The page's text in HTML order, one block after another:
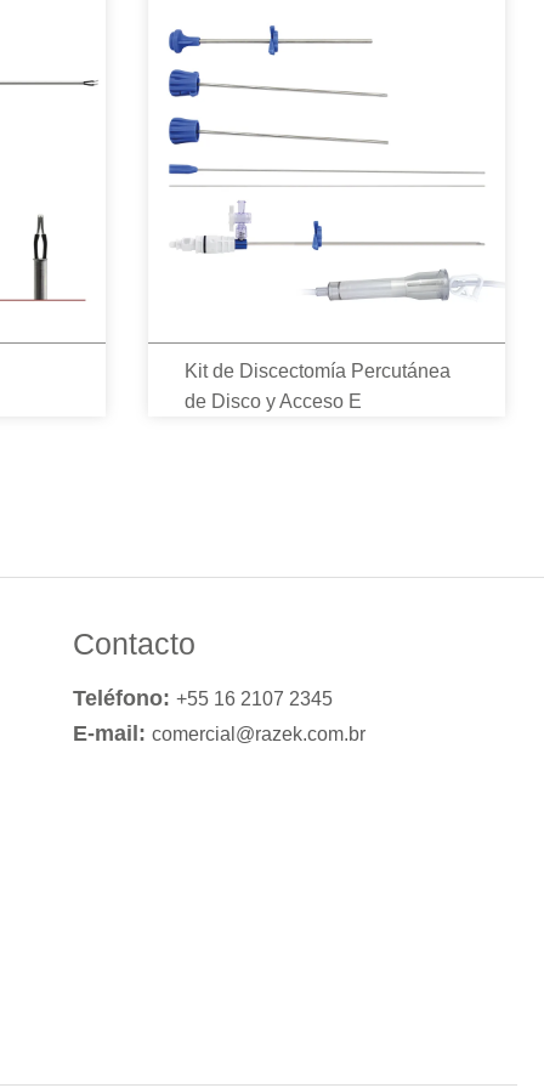
Kit de Discectomía Percutánea
de Disco y Acceso E
Contacto
Teléfono: +55 16 2107 2345
E-mail: comercial@razek.com.br